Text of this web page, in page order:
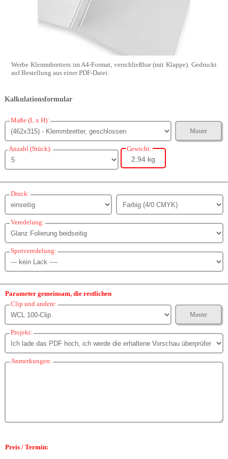
Werbe Klemmbretters im A4-Format, verschließbar (mit Klappe). Gedruckt
auf Bestellung aus einer PDF-Datei.
Kalkulationsformular
Maße (L x H):
Muster
Anzahl (Stück): Gewicht:
2.94 kg
Druck:
Veredelung:
Spotveredelung:
Parameter gemeinsam, die restlichen
Clip und andere:
Muster
Projekt:
Anmerkungen:
Preis / Termin: